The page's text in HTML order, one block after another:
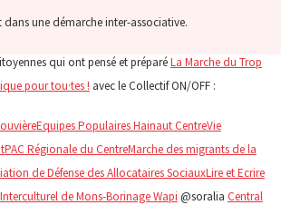
dans une démarche inter-associative.
qui ont pensé et préparéLa Marche du Trop
pour tou·tes ! avec le Collectif ON/OFF :
Equipes Populaires Hainaut CentreVie
PAC Régionale du CentreMarche des migrants de la
de Défense des Allocataires SociauxLire et Ecrire
de Mons-Borinage Wapi @soralia Central